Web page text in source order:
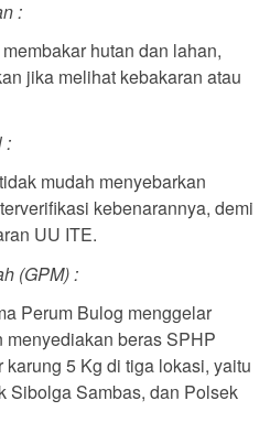
:
hutan dan lahan,
jika melihat kebakaran atau
:
mudah menyebarkan
kebenarannya, demi
UU ITE.
(GPM) :
Perum Bulog menggelar
menyediakan beras SPHP
5 Kg di tiga lokasi, yaitu
Sibolga Sambas, dan Polsek